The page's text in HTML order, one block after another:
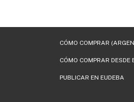
CÓMO COMPRAR
CÓMO COMPRAR DESDE
PUBLICAR EN EUDEBA